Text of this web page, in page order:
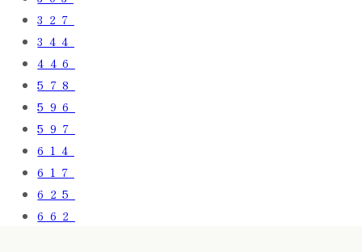
327
344
446
578
596
597
614
617
625
662